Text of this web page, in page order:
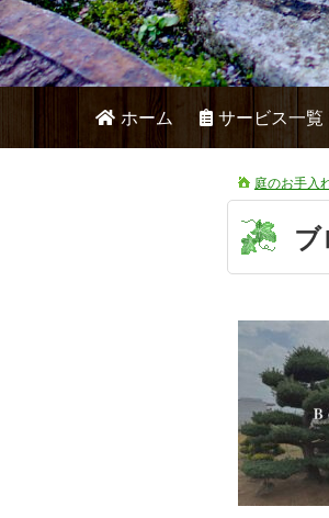
ホーム サービス一覧
庭のお手入